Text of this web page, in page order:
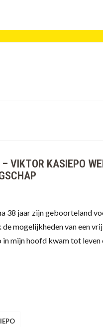
VIKTOR KASIEPO
38 jaar zijn geboorteland
mogelijkheden van een
in mijn hoofd kwam tot